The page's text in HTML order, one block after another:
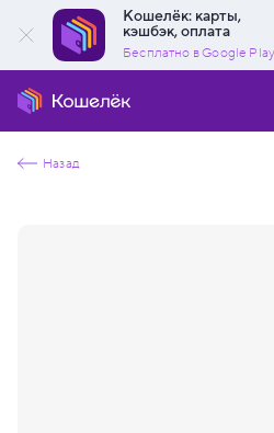
Кошелёк: карты,
кэшбэк, оплата
Бесплатно в Google Play
Назад